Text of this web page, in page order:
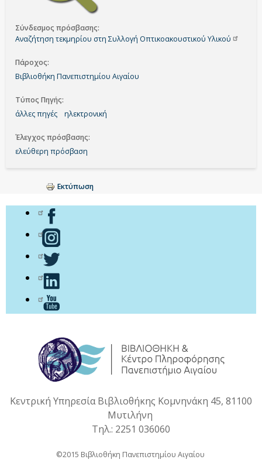
Σύνδεσμος πρόσβασης
Αναζήτηση τεκμηρίου στη Συλλογή Οπτικοακουστικού Υλικού
Πάροχος
Βιβλιοθήκη Πανεπιστημίου Αιγαίου
Τύπος Πηγής
άλλες πηγές
ηλεκτρονική
Έλεγχος πρόσβασης
ελεύθερη πρόσβαση
Εκτύπωση
Κεντρική Υπηρεσία Βιβλιοθήκης Κομνηνάκη 45, 81100
Μυτιλήνη
Τηλ.: 2251 036060
©2015 Βιβλιοθήκη Πανεπιστημίου Αιγαίου